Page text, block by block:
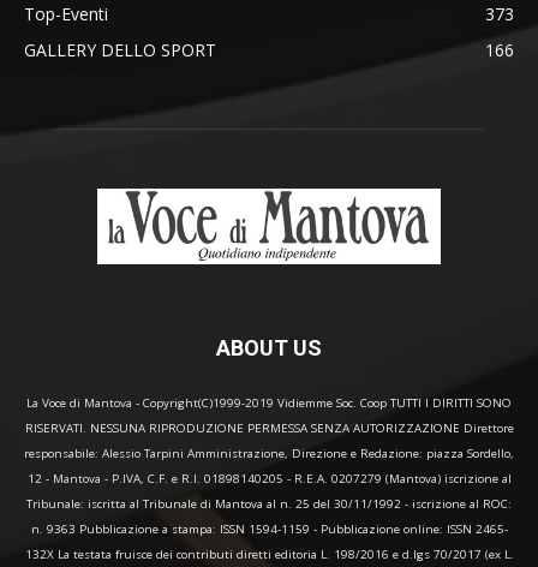
Top-Eventi
373
GALLERY DELLO SPORT
166
ABOUT US
La Voce di Mantova - Copyright(C)1999-2019 Vidiemme Soc. Coop TUTTI I DIRITTI SONO
RISERVATI. NESSUNA RIPRODUZIONE PERMESSA SENZA AUTORIZZAZIONE Direttore
responsabile: Alessio Tarpini Amministrazione, Direzione e Redazione: piazza Sordello,
12 - Mantova - P.IVA, C.F. e R.I. 01898140205 - R.E.A. 0207279 (Mantova) iscrizione al
Tribunale: iscritta al Tribunale di Mantova al n. 25 del 30/11/1992 - iscrizione al ROC:
n. 9363 Pubblicazione a stampa: ISSN 1594-1159 - Pubblicazione online: ISSN 2465-
132X La testata fruisce dei contributi diretti editoria L. 198/2016 e d.lgs 70/2017 (ex L.